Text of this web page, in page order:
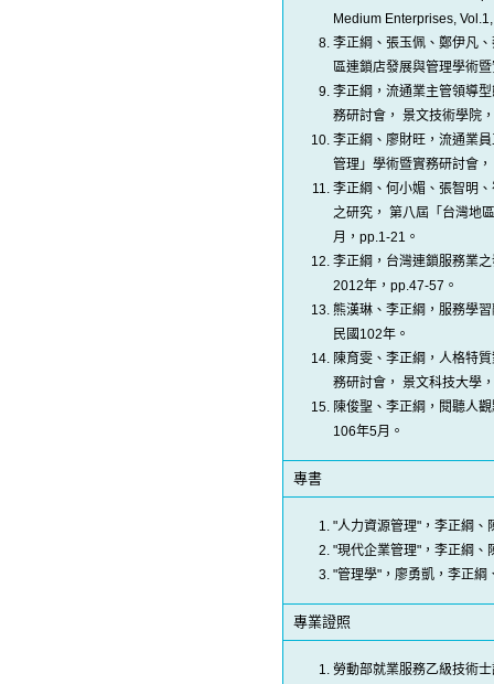
Medium Enterprises,
李正綱、張玉佩、鄭伊凡
區連鎖店發展與管理學術
李正綱，流通業主管領導
務研討會， 景文技術學院
李正綱、廖財旺，流通業
管理」學術暨實務研討會
李正綱、何小媚、張智明
之研究， 第八屆「台灣地
月，pp.1-21。
李正綱，台灣連鎖服務業
2012年，pp.47-57。
熊漢琳、李正綱，服務學
民國102年。
陳育雯、李正綱，人格特
務研討會， 景文科技大學
陳俊聖、李正綱，閱聽人
106年5月。
專書
"人力資源管理"，李正綱、
"現代企業管理"，李正綱
"管理學"，廖勇凱，李正
專業證照
勞動部就業服務乙級技術